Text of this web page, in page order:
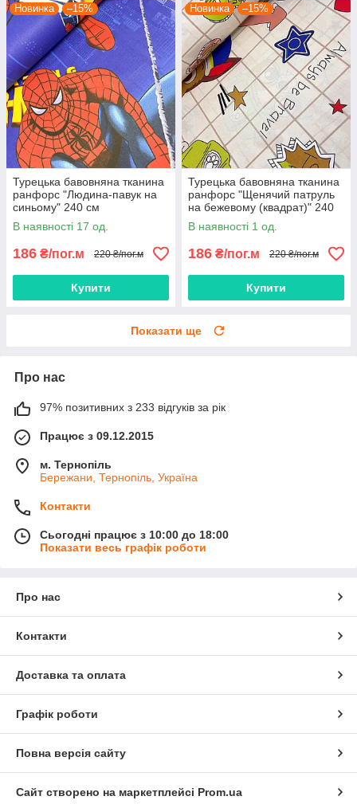
Новинка –15%
Турецька бавовняна тканина
ранфорс "Людина-павук на
синьому" 240 см
В наявності 17 од.
186 ₴/пог.м 220 ₴/пог.м
Купити
Новинка –15%
Турецька бавовняна тканина
ранфорс "Щенячий патруль
на бежевому (квадрат)" 240
см
В наявності 1 од.
186 ₴/пог.м 220 ₴/пог.м
Купити
Показати ще
Про нас
97% позитивних з 233 відгуків за рік
Працює з 09.12.2015
м. Тернопіль
Бережани, Тернопіль, Україна
Контакти
Сьогодні працює з 10:00 до 18:00
Показати весь графік роботи
Про нас
Контакти
Доставка та оплата
Графік роботи
Повна версія сайту
Сайт створено на маркетплейсі Prom.ua